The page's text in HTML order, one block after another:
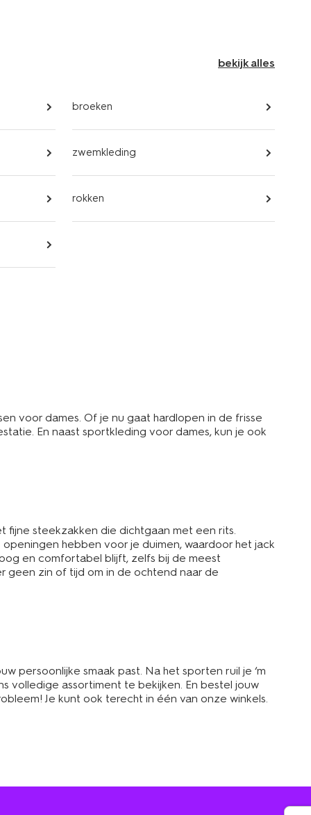
bekijk alles
broeken
zwemkleding
rokken
voor dames. Of je nu gaat hardlopen in de frisse
En naast sportkleding voor dames, kun je ook
steekzakken die dichtgaan met een rits.
hebben voor je duimen, waardoor het jack
en comfortabel blijft, zelfs bij de meest
geen zin of tijd om in de ochtend naar de
persoonlijke smaak past. Na het sporten ruil je ‘m
volledige assortiment te bekijken. En bestel jouw
Je kunt ook terecht in één van onze winkels.